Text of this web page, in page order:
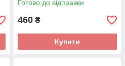
Готово до відправки
460 ₴
Купити